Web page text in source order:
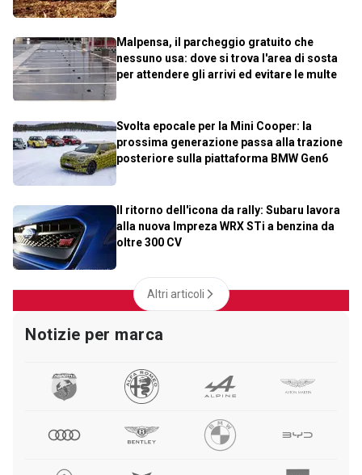
Malpensa, il parcheggio gratuito che
nessuno usa: dove si trova l'area di sosta
per attendere gli arrivi ed evitare le multe
Svolta epocale per la Mini Cooper: la
prossima generazione passa alla trazione
posteriore sulla piattaforma BMW Gen6
Il ritorno dell'icona da rally: Subaru lavora
alla nuova Impreza WRX STi a benzina da
oltre 300 CV
Altri articoli
Notizie per marca